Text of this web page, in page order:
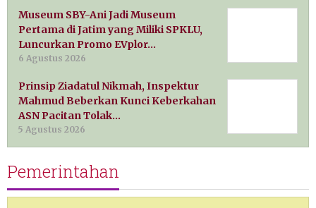
Museum SBY-Ani Jadi Museum
Pertama di Jatim yang Miliki SPKLU,
Luncurkan Promo EVplor…
6 Agustus 2026
Prinsip Ziadatul Nikmah, Inspektur
Mahmud Beberkan Kunci Keberkahan
ASN Pacitan Tolak…
5 Agustus 2026
Pemerintahan